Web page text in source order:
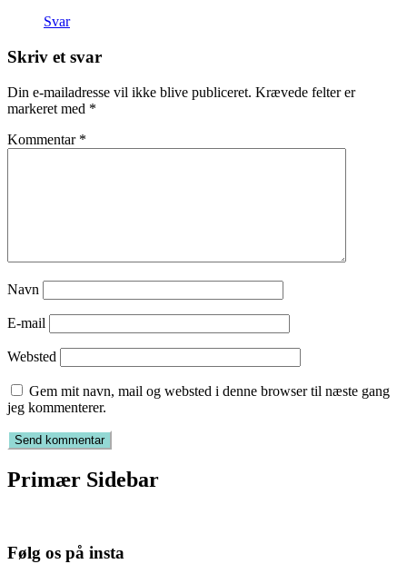
Svar
Skriv et svar
Din e-mailadresse vil ikke blive publiceret. Krævede felter er
markeret med *
Kommentar *
Navn
E-mail
Websted
Gem mit navn, mail og websted i denne browser til næste gang
jeg kommenterer.
Primær Sidebar
Følg os på insta